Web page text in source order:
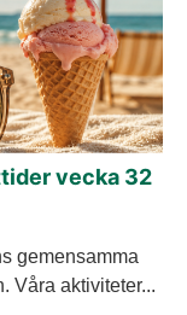
vecka 32
gemensamma
Våra aktiviteter...